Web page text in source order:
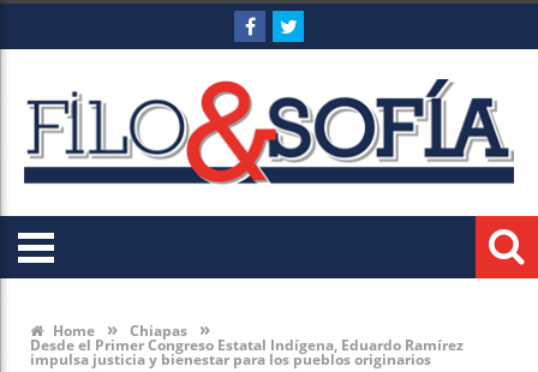
Home » Chiapas »
Desde el Primer Congreso Estatal Indígena, Eduardo Ramírez
impulsa justicia y bienestar para los pueblos originarios